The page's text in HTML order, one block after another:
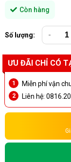
Còn hàng
Số lượng: -
ƯU ĐÃI CHỈ CÓ
Miễn phí vận
Liên hệ: